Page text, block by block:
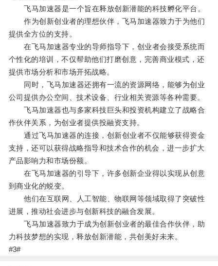
飞马加速器是一个旨在释放创新潜能的科技孵化平台。
作为创新创业者的理想伙伴，飞马加速器致力于为他们
提供全方位的支持。
在飞马加速器专业的导师指导下，创业者会接受系统而
个性化的培训，不仅帮助他们打磨创意，完善商业模式，还
提供市场分析和市场开拓战略。
同时，飞马加速器还拥有一流的资源网络，能够为创业
公司提供办公空间、技术设备、行业相关资源等各种需要。
飞马加速器也与多家科技巨头和投资机构建立了战略合
作伙伴关系，为创业者提供投融资支持。
通过飞马加速器的连接，创新创业者不仅能够获得资金
支持，还可以获得战略指导和技术合作的机会，进一步扩大
产品影响力和市场份额。
在飞马加速器的引导下，许多创新企业得以实现从创意
到商业化的蜕变。
他们在互联网、人工智能、物联网等领域取得了突破性
进展，推动社会进步与创新科技的融合发展。
飞马加速器致力于成为创新创业者的最佳合作伙伴，助
力科技梦想的实现，释放创新潜能，共创美好未来。
#3#